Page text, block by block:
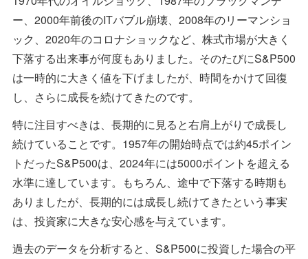
ー、2000年前後のITバブル崩壊、2008年のリーマンショ
ック、2020年のコロナショックなど、株式市場が大きく
下落する出来事が何度もありました。そのたびにS&P500
は一時的に大きく値を下げましたが、時間をかけて回復
し、さらに成長を続けてきたのです。
特に注目すべきは、長期的に見ると右肩上がりで成長し
続けていることです。1957年の開始時点では約45ポイン
トだったS&P500は、2024年には5000ポイントを超える
水準に達しています。もちろん、途中で下落する時期も
ありましたが、長期的には成長し続けてきたという事実
は、投資家に大きな安心感を与えています。
過去のデータを分析すると、S&P500に投資した場合の平